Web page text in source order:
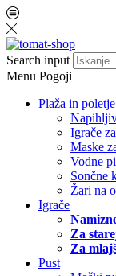
Search input
Menu Pogoji
Plaža in poletje
Igrače
Maske
Vodne
Sončne
Žari na
Igrače
Za
Za
Pust